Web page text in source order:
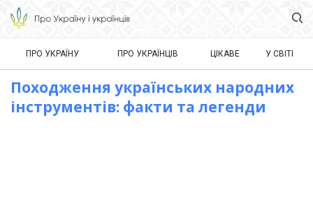
ПРО УКРАЇНУ ПРО УКРАЇНЦІВ ЦІКАВЕ У СВІТІ
Походження українських народних
інструментів: факти та легенди